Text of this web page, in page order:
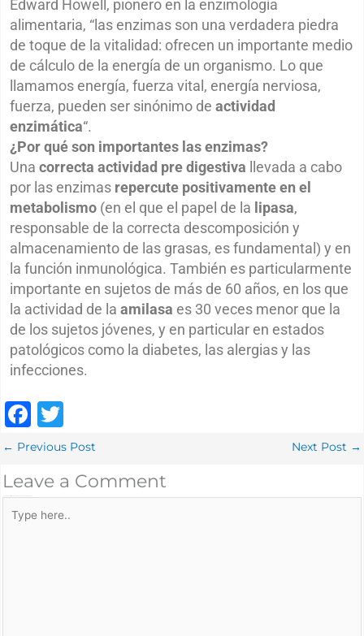
Edward Howell, pionero en la enzimología
alimentaria, “las enzimas son una verdadera piedra
de toque de la vitalidad: ofrecen un importante medio
de cálculo de la energía de un organismo. Lo que
llamamos energía, fuerza vital, energía nerviosa,
fuerza, pueden ser sinónimo de actividad
enzimática“.
¿Por qué son importantes las enzimas?
Una correcta actividad pre digestiva llevada a cabo
por las enzimas repercute positivamente en el
metabolismo(en el que el papel de la lipasa,
responsable de la correcta descomposición y
almacenamiento de las grasas, es fundamental) y en
la función inmunológica. También es particularmente
importante en sujetos de más de 60 años, en los que
la actividad de la amilasa es 30 veces menor que la
de los sujetos jóvenes, y en particular en estados
patológicos como la diabetes, las alergias y las
infecciones.
F
a
e
b
T
w
it
te
r
← Previous Post Next Post →
Leave a Comment